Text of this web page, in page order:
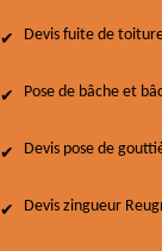
Devis fuite de
Pose de bâche et
Devis pose de
Devis zingueur